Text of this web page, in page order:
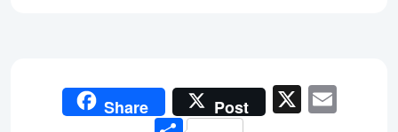
Share Post X